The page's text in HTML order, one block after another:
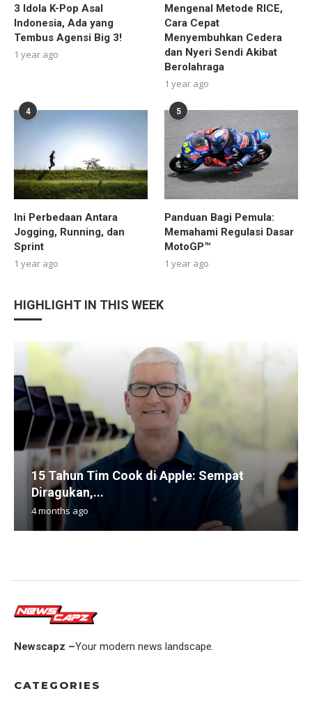
3 Idola K-Pop Asal
Indonesia, Ada yang
Tembus Agensi Big 3!
1 year ago
Mengenal Metode RICE,
Cara Cepat
Menyembuhkan Cedera
dan Nyeri Sendi Akibat
Berolahraga
1 year ago
4
Ini Perbedaan Antara
Jogging, Running, dan
Sprint
1 year ago
5
Panduan Bagi Pemula:
Memahami Regulasi Dasar
MotoGP™
1 year ago
HIGHLIGHT IN THIS WEEK
15 Tahun Tim Cook di Apple: Sempat
Diragukan,...
4 months ago
Newscapz –Your modern news landscape.
CATEGORIES